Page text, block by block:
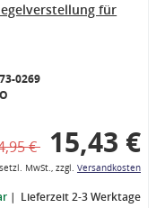
für
0269
€ 15,43 €
MwSt., zzgl. Versandkosten
Lieferzeit 2-3 Werktage